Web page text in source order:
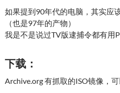
如果提到90年代的电脑，其实应
（也是97年的产物）
我是不是说过TV版逮捕令都有用
下载：
Archive.org 有抓取的ISO镜像，可